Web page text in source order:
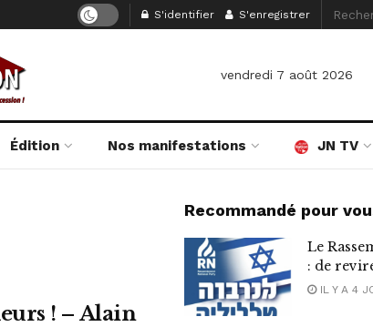
S'identifier S'enregistrer
vendredi 7 août 2026
Édition Nos manifestations JN TV
! – Alain
Recommandé pour
Le
: de
IL Y A 4